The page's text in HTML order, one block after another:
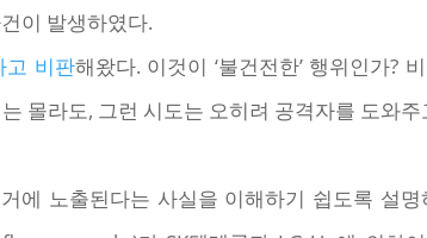
이 발생하였다.
고 비판해왔다. 이것이 ‘불건전한’ 행위인가?
몰라도, 그런 시도는 오히려 공격자를 도와주
에 노출된다는 사실을 이해하기 쉽도록 설명